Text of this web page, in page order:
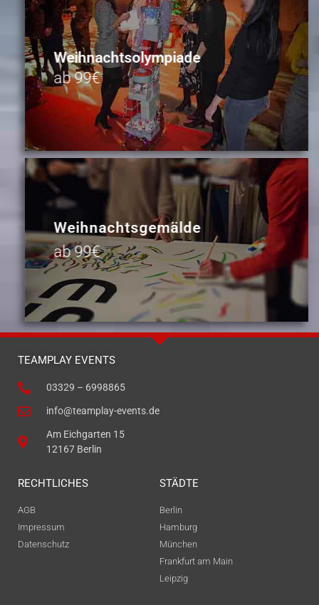
Weihnachtsolympiade
ab 99€
Weihnachtsgemälde
ab 99€
TEAMPLAY EVENTS
03329 – 6998865
info@teamplay-events.de
Am Eichgarten 15
12167 Berlin
RECHTLICHES
AGB
Impressum
Datenschutz
STÄDTE
Berlin
Hamburg
München
Frankfurt am Main
Leipzig